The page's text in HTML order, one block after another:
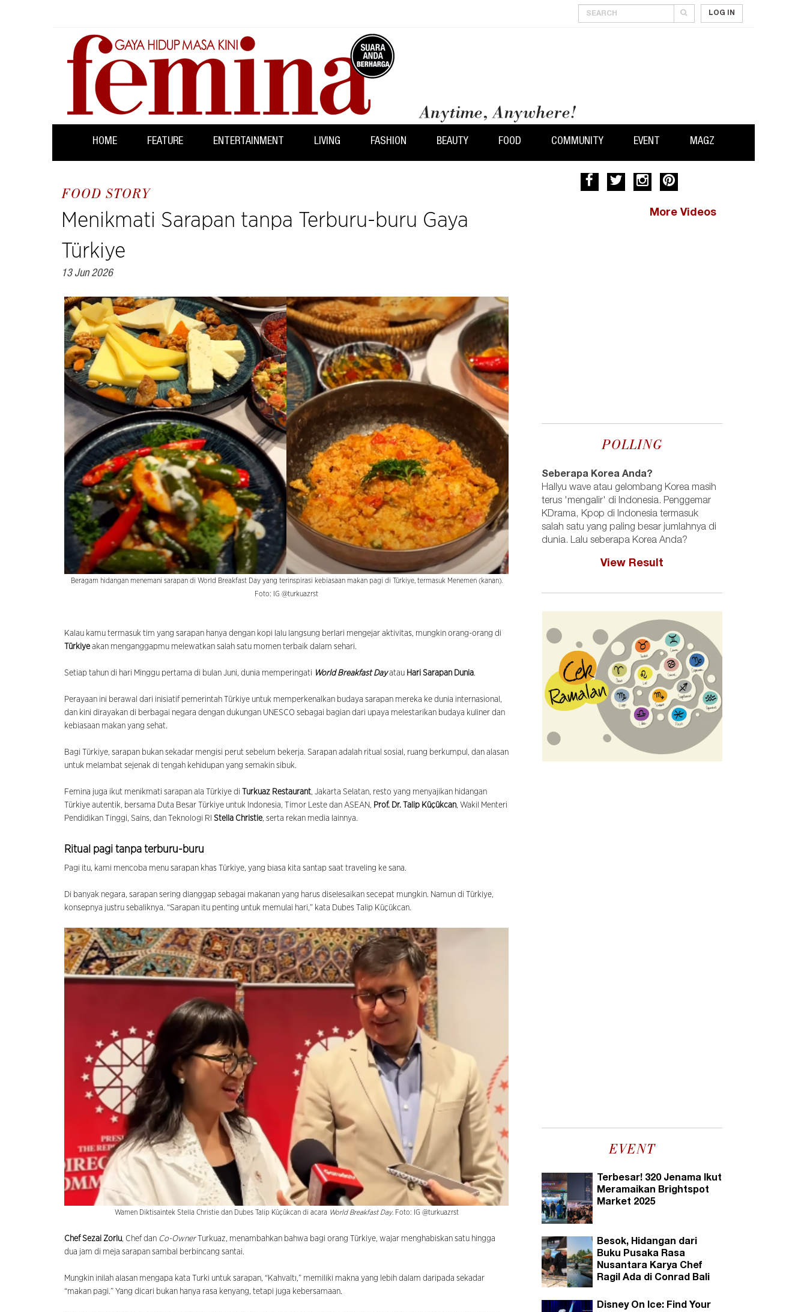
LOG IN
HOME FEATURE ENTERTAINMENT LIVING FASHION BEAUTY FOOD COMMUNITY EVENT MAGZ
FOOD STORY
Menikmati Sarapan tanpa Terburu-buru Gaya
Türkiye
13 Jun 2026
Beragam hidangan menemani sarapan di World Breakfast Day yang terinspirasi kebiasaan makan pagi di Türkiye, termasuk Menemen (kanan).
Foto: IG @turkuazrst
Kalau kamu termasuk tim yang sarapan hanya dengan kopi lalu langsung berlari mengejar aktivitas, mungkin orang-orang di
Türkiye akan menganggapmu melewatkan salah satu momen terbaik dalam sehari.
Setiap tahun di hari Minggu pertama di bulan Juni, dunia memperingati World Breakfast Dayatau Hari Sarapan Dunia.
Perayaan ini berawal dari inisiatif pemerintah Türkiye untuk memperkenalkan budaya sarapan mereka ke dunia internasional,
dan kini dirayakan di berbagai negara dengan dukungan UNESCO sebagai bagian dari upaya melestarikan budaya kuliner dan
kebiasaan makan yang sehat.
Bagi Türkiye, sarapan bukan sekadar mengisi perut sebelum bekerja. Sarapan adalah ritual sosial, ruang berkumpul, dan alasan
untuk melambat sejenak di tengah kehidupan yang semakin sibuk.
Femina juga ikut menikmati sarapan ala Türkiye di Turkuaz Restaurant, Jakarta Selatan, resto yang menyajikan hidangan
Türkiye autentik, bersama Duta Besar Türkiye untuk Indonesia, Timor Leste dan ASEAN, Prof. Dr. Talip Küçükcan, Wakil Menteri
Pendidikan Tinggi, Sains, dan Teknologi RI Stella Christie, serta rekan media lainnya.
Ritual pagi tanpa terburu-buru
Pagi itu, kami mencoba menu sarapan khas Türkiye, yang biasa kita santap saat traveling ke sana.
Di banyak negara, sarapan sering dianggap sebagai makanan yang harus diselesaikan secepat mungkin. Namun di Türkiye,
konsepnya justru sebaliknya. “Sarapan itu penting untuk memulai hari,” kata Dubes Talip Küçükcan.
Wamen Diktisaintek Stella Christie dan Dubes Talip Küçükcan di acara World Breakfast Day. Foto: IG @turkuazrst
Chef Sezai Zorlu, Chef dan Co-OwnerTurkuaz, menambahkan bahwa bagi orang Türkiye, wajar menghabiskan satu hingga
dua jam di meja sarapan sambal berbincang santai.
Mungkin inilah alasan mengapa kata Turki untuk sarapan, “Kahvaltı,” memiliki makna yang lebih dalam daripada sekadar
“makan pagi.” Yang dicari bukan hanya rasa kenyang, tetapi juga kebersamaan.
More Videos
POLLING
Seberapa Korea Anda?
Hallyu wave atau gelombang Korea masih
terus 'mengalir' di Indonesia. Penggemar
KDrama, Kpop di Indonesia termasuk
salah satu yang paling besar jumlahnya di
dunia. Lalu seberapa Korea Anda?
View Result
EVENT
Terbesar! 320 Jenama Ikut
Meramaikan Brightspot
Market 2025
Besok, Hidangan dari
Buku Pusaka Rasa
Nusantara Karya Chef
Ragil Ada di Conrad Bali
Disney On Ice: Find Your